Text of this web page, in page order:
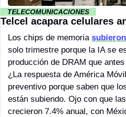
TELECOMUNICACIONES
Telcel acapara celulares
Los chips de memoria subieron
solo trimestre porque la IA se
producción de DRAM que
¿La respuesta de América
preventivo porque saben que
están subiendo. Ojo con que
crecieron 7.4% anual, con